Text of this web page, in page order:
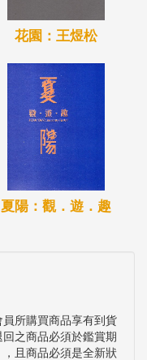
花園：王煜松
夏陽：觀．遊．趣
所購買商品享有到貨
之商品必須於鑑賞期
且商品必須是全新狀